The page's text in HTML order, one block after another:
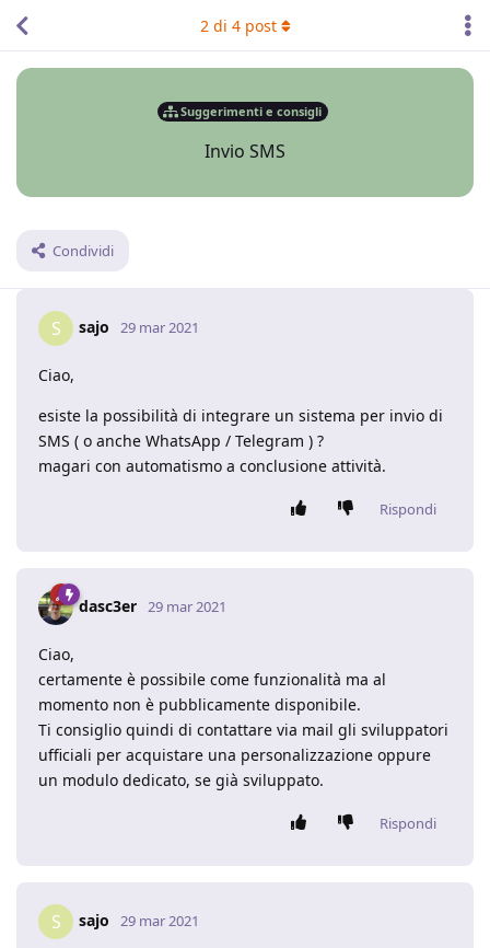
Suggerimenti e consigli
Invio SMS
Condividi
2di 4post
S sajo 29 mar 2021
Ciao,
esiste la possibilità di integrare un sistema per invio di
SMS ( o anche WhatsApp / Telegram ) ?
magari con automatismo a conclusione attività.
Rispondi
dasc3er 29 mar 2021
Ciao,
certamente è possibile come funzionalità ma al
momento non è pubblicamente disponibile.
Ti consiglio quindi di contattare via mail gli sviluppatori
ufficiali per acquistare una personalizzazione oppure
un modulo dedicato, se già sviluppato.
Rispondi
S sajo 29 mar 2021